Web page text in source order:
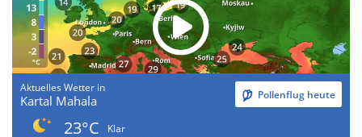
Aktuelles Wetter in
Kartal Mahala Pollenflug heute
23°C
Klar